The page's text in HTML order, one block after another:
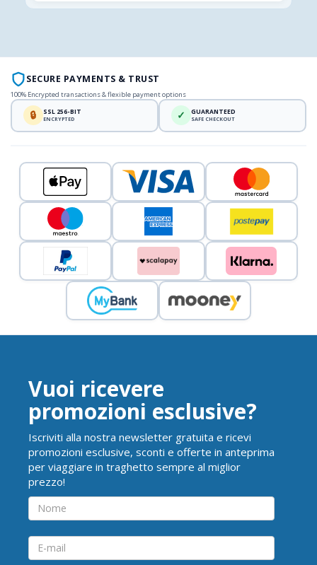
SECURE PAYMENTS & TRUST
100% Encrypted transactions & flexible payment options
🔒 SSL 256-BIT
ENCRYPTED ✓ GUARANTEED
SAFE CHECKOUT
Vuoi ricevere
promozioni esclusive?
Iscriviti alla nostra newsletter gratuita e ricevi
promozioni esclusive, sconti e offerte in anteprima
per viaggiare in traghetto sempre al miglior
prezzo!